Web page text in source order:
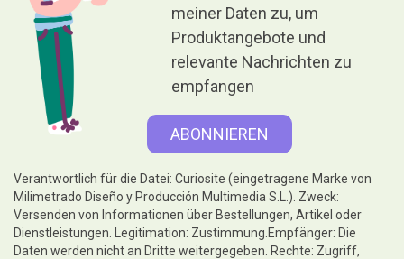
meiner Daten zu, um
Produktangebote und
relevante Nachrichten zu
empfangen
Verantwortlich für die Datei: Curiosite (eingetragene Marke von
Milimetrado Diseño y Producción Multimedia S.L.). Zweck:
Versenden von Informationen über Bestellungen, Artikel oder
Dienstleistungen. Legitimation: Zustimmung.Empfänger: Die
Daten werden nicht an Dritte weitergegeben. Rechte: Zugriff,